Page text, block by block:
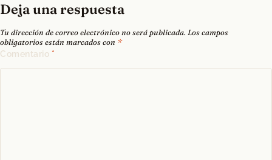
Deja una respuesta
Tu dirección de correo electrónico no será publicada. Los campos
obligatorios están marcados con *
Comentario *